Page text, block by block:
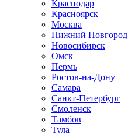
Краснодар
Красноярск
Москва
Нижний Новгород
Новосибирск
Омск
Пермь
Ростов-на-Дону
Самара
Санкт-Петербург
Смоленск
Тамбов
Тула